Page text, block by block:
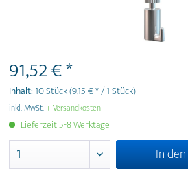
91,52 € *
Inhalt:10 Stück(9,15 € * / 1 Stück)
inkl. MwSt.+ Versandkosten
Lieferzeit 5-8 Werktage
In den